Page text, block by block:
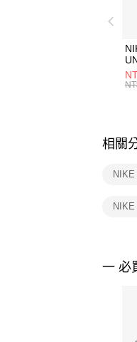
統
相關
一 必